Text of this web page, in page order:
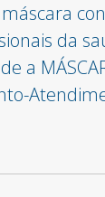
da
a